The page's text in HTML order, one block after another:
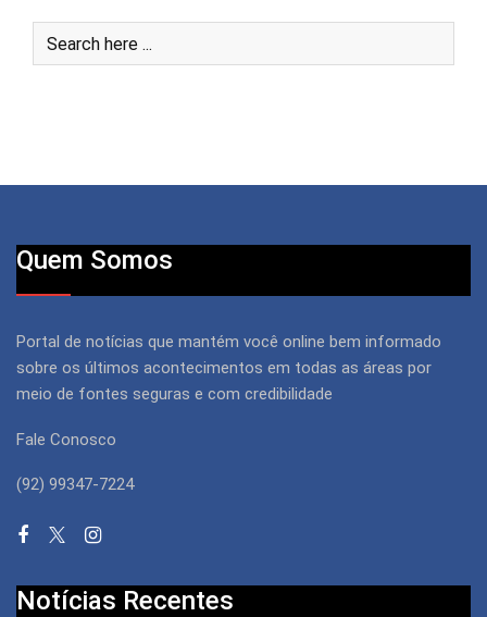
Quem Somos
Portal de notícias que mantém você online bem informado
sobre os últimos acontecimentos em todas as áreas por
meio de fontes seguras e com credibilidade
Fale Conosco
(92) 99347-7224
Notícias Recentes